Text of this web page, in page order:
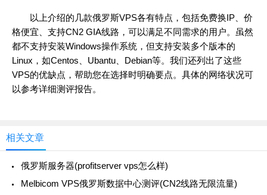
以上介绍的几款俄罗斯VPS各有特点，包括免费换IP、价
格便宜、支持CN2 GIA线路，可以满足不同需求的用户。虽然
都不支持安装Windows操作系统，但支持安装多个版本的
Linux，如Centos、Ubantu、Debian等。我们还列出了这些
VPS的优缺点，帮助您在选择时明确要点。具体的网络状况可
以参考详细测评报告。
相关文章
俄罗斯服务器(profitserver vps怎么样)
Melbicom VPS俄罗斯数据中心测评(CN2线路无限流量)